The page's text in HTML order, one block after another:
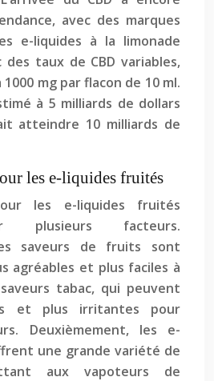
avec des marques
e-liquides à la limonade
des taux de CBD variables,
mg par flacon de 10 ml.
à 5 milliards de dollars
atteindre 10 milliards de
les e-liquides fruités
les e-liquides fruités
plusieurs facteurs.
saveurs de fruits sont
agréables et plus faciles à
tabac, qui peuvent
et plus irritantes pour
Deuxièmement, les e-
une grande variété de
aux vapoteurs de